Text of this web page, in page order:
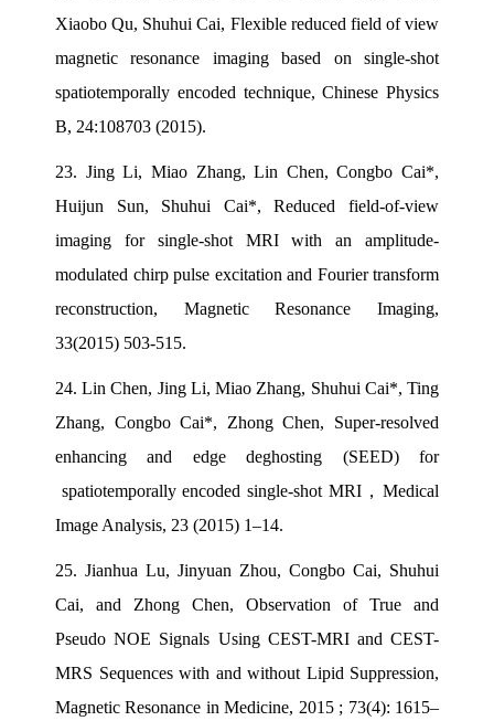
Xiaobo Qu, Shuhui Cai, Flexible reduced field of view
magnetic resonance imaging based on single-shot
spatiotemporally encoded technique, Chinese Physics
B, 24:108703 (2015).
23. Jing Li, Miao Zhang, Lin Chen, Congbo Cai*,
Huijun Sun, Shuhui Cai*, Reduced field-of-view
imaging for single-shot MRI with an amplitude-
modulated chirp pulse excitation and Fourier transform
reconstruction, Magnetic Resonance Imaging,
33(2015) 503-515.
24.Lin Chen, Jing Li, Miao Zhang, Shuhui Cai*, Ting
Zhang, Congbo Cai*, Zhong Chen, Super-resolved
enhancing and edge deghosting (SEED) for
spatiotemporally encoded single-shot MRI，Medical
Image Analysis, 23 (2015) 1–14.
25. Jianhua Lu, Jinyuan Zhou, Congbo Cai, Shuhui
Cai, and Zhong Chen, Observation of True and
Pseudo NOE Signals Using CEST-MRI and CEST-
MRS Sequences with and without Lipid Suppression,
Magnetic Resonance in Medicine, 2015 ; 73(4): 1615–